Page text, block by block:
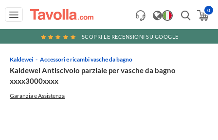
0
SCOPRI LE RECENSIONI SU GOOGLE
Kaldewei Accessori e ricambi vasche da bagno
Kaldewei Antiscivolo parziale per vasche da bagno
xxxx3000xxxx
Garanzia e Assistenza